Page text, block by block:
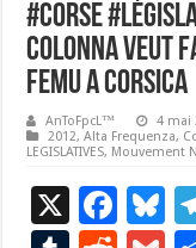
#Corse
Colonna veut
Femu A Corsica
AnToFpcL™
4 mai
2012,Alta Frequenza,
LEGISLATIVES, Mouvement
X
F